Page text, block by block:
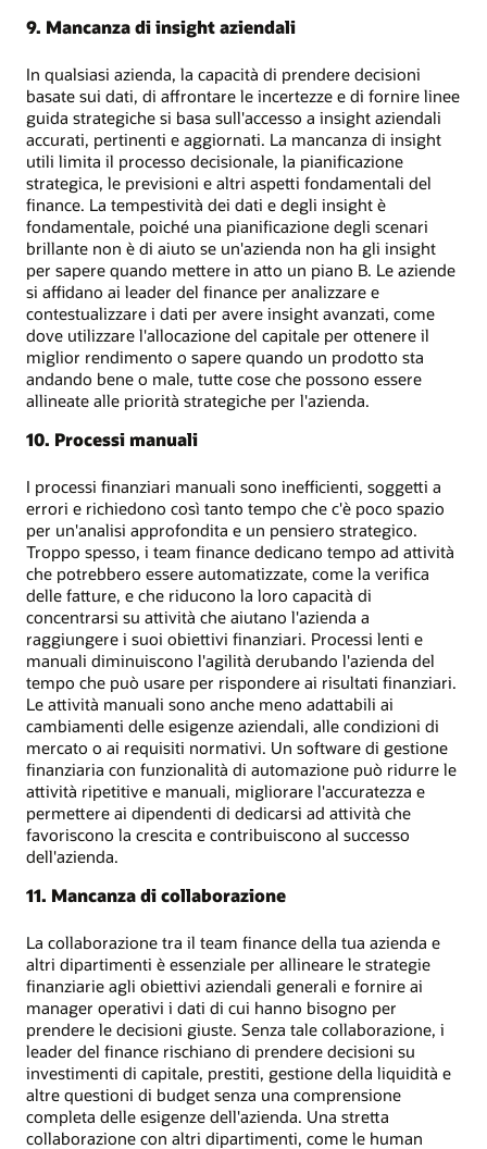
9. Mancanza di insight aziendali
In qualsiasi azienda, la capacità di prendere decisioni
basate sui dati, di affrontare le incertezze e di fornire linee
guida strategiche si basa sull'accesso a insight aziendali
accurati, pertinenti e aggiornati. La mancanza di insight
utili limita il processo decisionale, la pianificazione
strategica, le previsioni e altri aspetti fondamentali del
finance. La tempestività dei dati e degli insight è
fondamentale, poiché una pianificazione degli scenari
brillante non è di aiuto se un'azienda non ha gli insight
per sapere quando mettere in atto un piano B. Le aziende
si affidano ai leader del finance per analizzare e
contestualizzare i dati per avere insight avanzati, come
dove utilizzare l'allocazione del capitale per ottenere il
miglior rendimento o sapere quando un prodotto sta
andando bene o male, tutte cose che possono essere
allineate alle priorità strategiche per l'azienda.
10. Processi manuali
I processi finanziari manuali sono inefficienti, soggetti a
errori e richiedono così tanto tempo che c'è poco spazio
per un'analisi approfondita e un pensiero strategico.
Troppo spesso, i team finance dedicano tempo ad attività
che potrebbero essere automatizzate, come la verifica
delle fatture, e che riducono la loro capacità di
concentrarsi su attività che aiutano l'azienda a
raggiungere i suoi obiettivi finanziari. Processi lenti e
manuali diminuiscono l'agilità derubando l'azienda del
tempo che può usare per rispondere ai risultati finanziari.
Le attività manuali sono anche meno adattabili ai
cambiamenti delle esigenze aziendali, alle condizioni di
mercato o ai requisiti normativi. Un software di gestione
finanziaria con funzionalità di automazione può ridurre le
attività ripetitive e manuali, migliorare l'accuratezza e
permettere ai dipendenti di dedicarsi ad attività che
favoriscono la crescita e contribuiscono al successo
dell'azienda.
11. Mancanza di collaborazione
La collaborazione tra il team finance della tua azienda e
altri dipartimenti è essenziale per allineare le strategie
finanziarie agli obiettivi aziendali generali e fornire ai
manager operativi i dati di cui hanno bisogno per
prendere le decisioni giuste. Senza tale collaborazione, i
leader del finance rischiano di prendere decisioni su
investimenti di capitale, prestiti, gestione della liquidità e
altre questioni di budget senza una comprensione
completa delle esigenze dell'azienda. Una stretta
collaborazione con altri dipartimenti, come le human